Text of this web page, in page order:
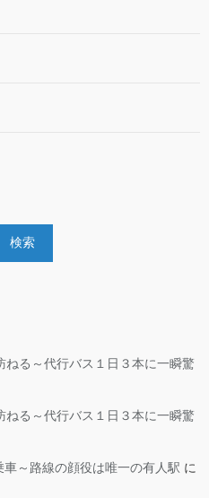
検索
る～代行バス１日３本に一瞬驚
る～代行バス１日３本に一瞬驚
～路線の顔役は唯一の有人駅 に